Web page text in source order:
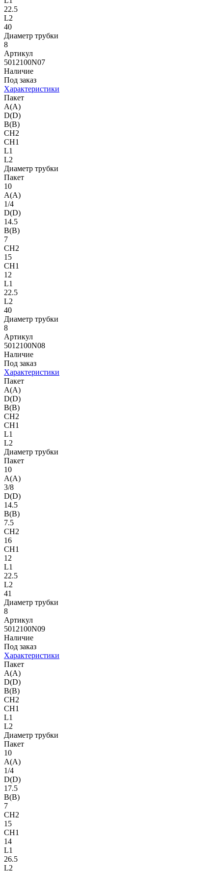
22.5
L2
40
Диаметр трубки
8
Артикул
5012100N07
Наличие
Под заказ
Характеристики
Пакет
A(A)
D(D)
B(B)
CH2
CH1
L1
L2
Диаметр трубки
Пакет
10
A(A)
1/4
D(D)
14.5
B(B)
7
CH2
15
CH1
12
L1
22.5
L2
40
Диаметр трубки
8
Артикул
5012100N08
Наличие
Под заказ
Характеристики
Пакет
A(A)
D(D)
B(B)
CH2
CH1
L1
L2
Диаметр трубки
Пакет
10
A(A)
3/8
D(D)
14.5
B(B)
7.5
CH2
16
CH1
12
L1
22.5
L2
41
Диаметр трубки
8
Артикул
5012100N09
Наличие
Под заказ
Характеристики
Пакет
A(A)
D(D)
B(B)
CH2
CH1
L1
L2
Диаметр трубки
Пакет
10
A(A)
1/4
D(D)
17.5
B(B)
7
CH2
15
CH1
14
L1
26.5
L2